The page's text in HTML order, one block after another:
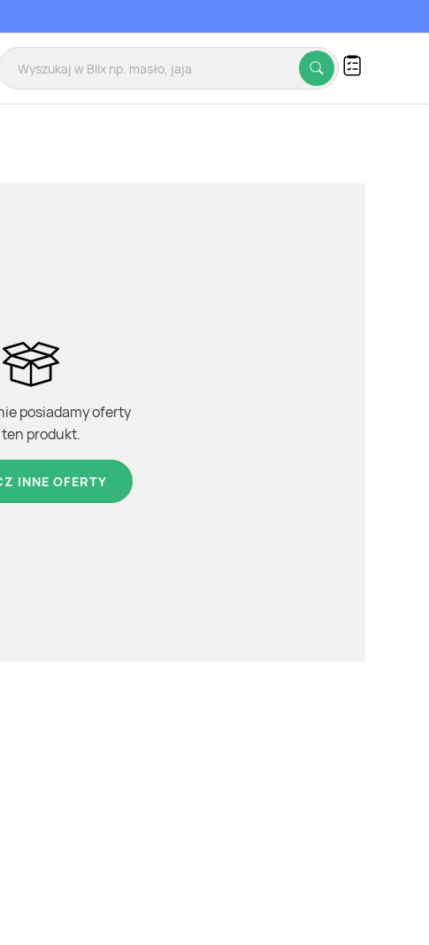
posiadamy oferty
produkt.
INNE OFERTY